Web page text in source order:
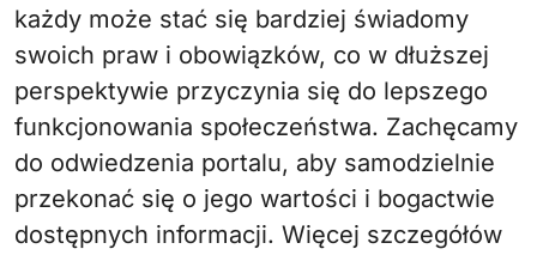
każdy może stać się bardziej świadomy
swoich praw i obowiązków, co w dłuższej
perspektywie przyczynia się do lepszego
funkcjonowania społeczeństwa. Zachęcamy
do odwiedzenia portalu, aby samodzielnie
przekonać się o jego wartości i bogactwie
dostępnych informacji. Więcej szczegółów